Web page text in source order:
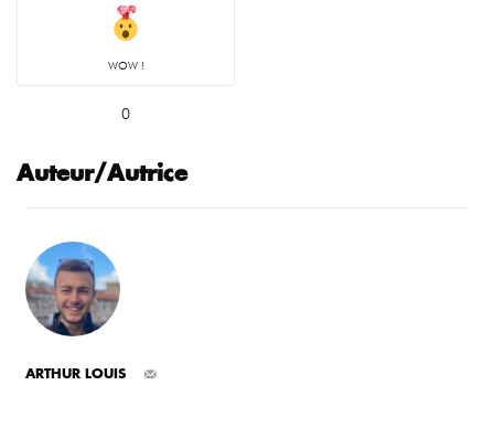
WOW !
0
Auteur/Autrice
ARTHUR LOUIS